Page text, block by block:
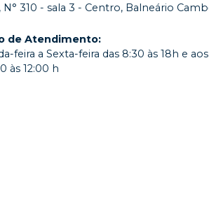
N° 310 - sala 3 - Centro, Balneário
de Atendimento:
feira a Sexta-feira das 8:30 às 18h e
às 12:00 h